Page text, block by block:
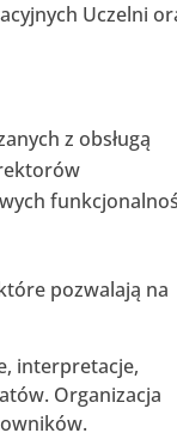
Uczelni
z obsługą
pozwalają na
interpretacje,
Organizacja